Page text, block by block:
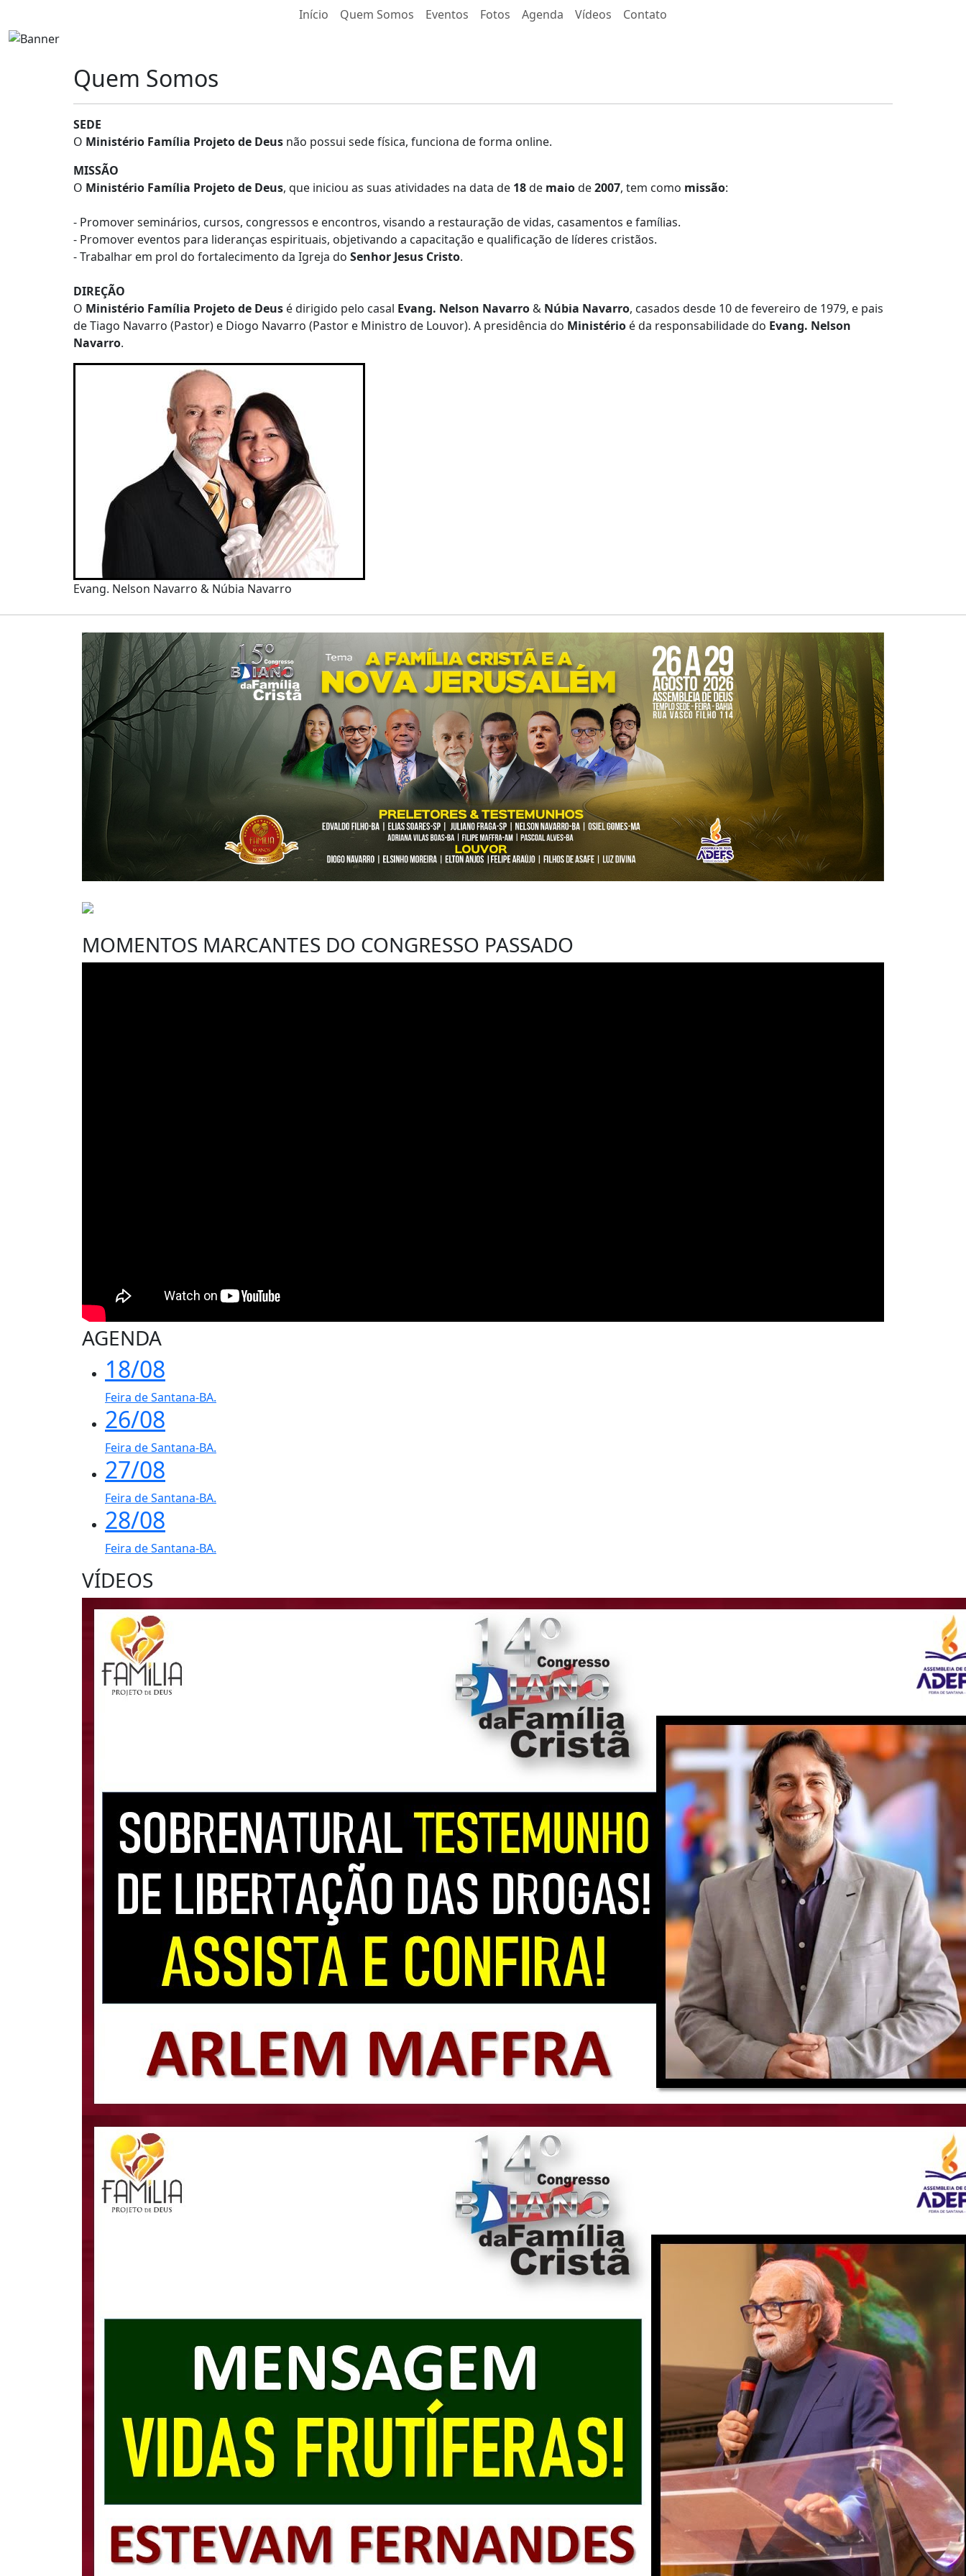
Início Quem Somos Eventos Fotos Agenda Vídeos Contato
Quem Somos
SEDE
O Ministério Família Projeto de Deus não possui sede física, funciona de forma online.
MISSÃO
O Ministério Família Projeto de Deus, que iniciou as suas atividades na data de 18de maiode2007, tem como missão:
- Promover seminários, cursos, congressos e encontros, visando a restauração de vidas, casamentos e famílias.
- Promover eventos para lideranças espirituais, objetivando a capacitação e qualificação de líderes cristãos.
- Trabalhar em prol do fortalecimento da Igreja do Senhor Jesus Cristo.
DIREÇÃO
O Ministério Família Projeto de Deus é dirigido pelo casal Evang. Nelson Navarro& Núbia Navarro, casados desde 10 de fevereiro de 1979, e pais
de Tiago Navarro (Pastor) e Diogo Navarro (Pastor e Ministro de Louvor). A presidência do Ministério é da responsabilidade do Evang. Nelson
Navarro.
Evang. Nelson Navarro & Núbia Navarro
MOMENTOS MARCANTES DO CONGRESSO PASSADO
AGENDA
18/08
Feira de Santana-BA.
26/08
Feira de Santana-BA.
27/08
Feira de Santana-BA.
28/08
Feira de Santana-BA.
VÍDEOS